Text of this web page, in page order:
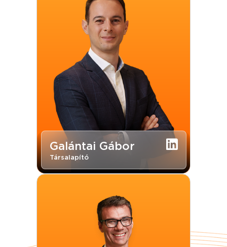
Galántai Gábor
Társalapító